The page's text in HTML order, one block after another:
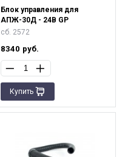
Блок управления для
АПЖ-30Д - 24В GP
сб. 2572
8340 руб.
Купить